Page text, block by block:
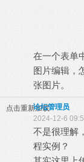
在一个表单
图片编辑，
张图片。
点击重新加载论坛管理员
2024-12-6
不是很理解
程实例？